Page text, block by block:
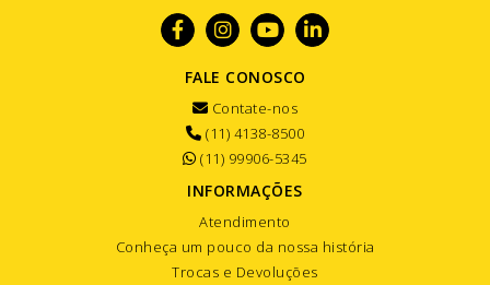
FALE CONOSCO
Contate-nos
(11) 4138-8500
(11) 99906-5345
INFORMAÇÕES
Atendimento
Conheça um pouco da nossa história
Trocas e Devoluções